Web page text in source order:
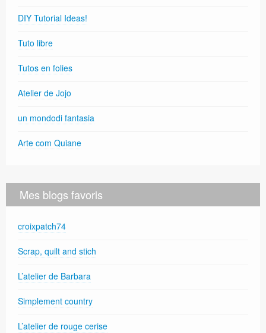
DIY Tutorial Ideas!
Tuto libre
Tutos en folies
Atelier de Jojo
un mondodi fantasia
Arte com Quiane
Mes blogs favoris
croixpatch74
Scrap, quilt and stich
L’atelier de Barbara
Simplement country
L’atelier de rouge cerise